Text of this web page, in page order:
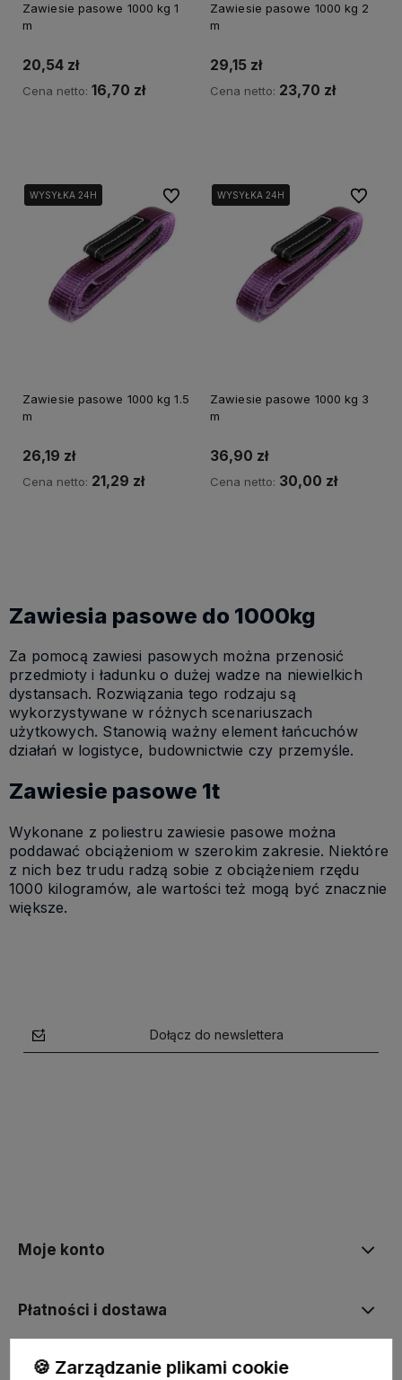
Zawiesie pasowe 1000 kg 1
m
20,54 zł
Cena netto: 16,70 zł
Zawiesie pasowe 1000 kg 2
m
29,15 zł
Cena netto: 23,70 zł
WYSYŁKA 24H
WYSYŁKA 24H
Zawiesie pasowe 1000 kg 1.5
m
26,19 zł
Cena netto: 21,29 zł
Do ulubionychWYSYŁKA 24H
WYSYŁKA 24H
Zawiesie pasowe 1000 kg 3
m
36,90 zł
Cena netto: 30,00 zł
Do
Zawiesia pasowe do 1000kg
Za pomocą zawiesi pasowych można przenosić
przedmioty i ładunku o dużej wadze na niewielkich
dystansach. Rozwiązania tego rodzaju są
wykorzystywane w różnych scenariuszach
użytkowych. Stanowią ważny element łańcuchów
działań w logistyce, budownictwie czy przemyśle.
Zawiesie pasowe 1t
Wykonane z poliestru zawiesie pasowe można
poddawać obciążeniom w szerokim zakresie. Niektóre
z nich bez trudu radzą sobie z obciążeniem rzędu
1000 kilogramów, ale wartości też mogą być znacznie
większe.
Dołącz do newslettera
Moje konto
Płatności i dostawa
Informacje
🍪 Zarządzanie plikami cookie